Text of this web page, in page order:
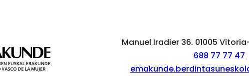
Manuel Iradier 36. 01005
688 77 77 47